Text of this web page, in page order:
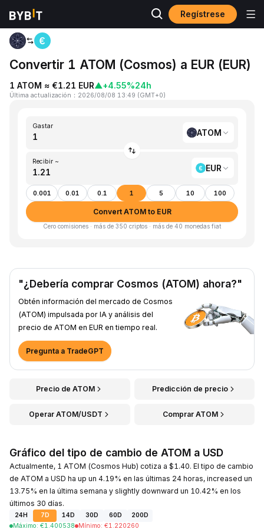
Regístrese
Inicio ATOM to EUR
Convertir 1 ATOM (Cosmos) a EUR (EUR)
1 ATOM ≈ €1.21 EUR▲+4.55%24h
Última actualización ： 2026/08/08 13:49 (GMT+0)
Gastar
ATOM
Recibir ~
EUR
0.001 0.01 0.1 1 5 10 100
Convert ATOM to EUR
Cero comisiones · más de 350 criptos · más de 40 monedas fiat
"¿Debería comprar Cosmos (ATOM) ahora?"
Obtén información del mercado de Cosmos
(ATOM) impulsada por IA y análisis del
precio de ATOM en EUR en tiempo real.
Pregunta a TradeGPT
Precio de ATOM Predicción de precio
Operar ATOM/USDT Comprar ATOM
Gráfico del tipo de cambio de ATOM a USD
Actualmente, 1 ATOM (Cosmos Hub) cotiza a $1.40. El tipo de cambio
de ATOM a USD ha up un 4.19% en las últimas 24 horas, increased un
13.75% en la última semana y slightly downward un 10.42% en los
últimos 30 días.
24H 7D 14D 30D 60D
200D
Máximo: €1.400538 Mínimo: €1.220260